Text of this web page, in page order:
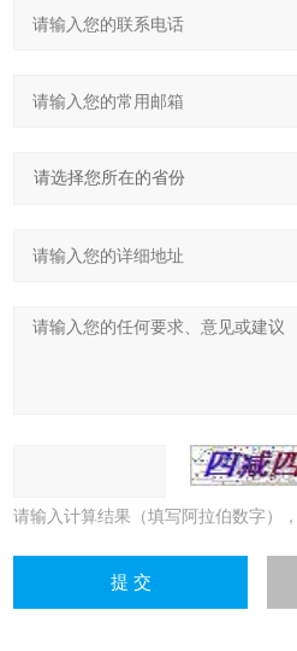
请输入计算结果（填写阿拉伯数字）